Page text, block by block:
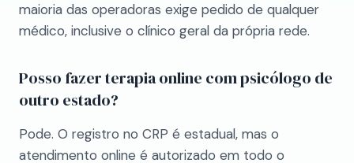
maioria das operadoras exige pedido de qualquer
médico, inclusive o clínico geral da própria rede.
Posso fazer terapia online com psicólogo de
outro estado?
Pode. O registro no CRP é estadual, mas o
atendimento online é autorizado em todo o